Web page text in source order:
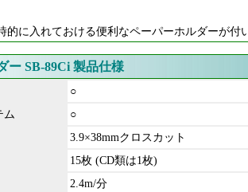
的に入れておける便利なペーパーホルダーが付
ー SB-89Ci 製品仕様
○
ム
○
3.9×38mmクロスカット
15枚 (CD類は1枚)
2.4m/分